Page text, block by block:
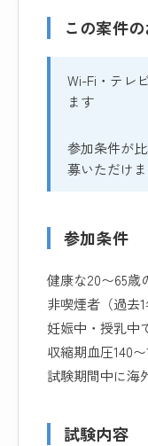
この案件
Wi-Fi・テレ
ます
参加条件が
募いただけ
参加条件
健康な20〜65歳
非喫煙者（過去
妊娠中・授乳中
収縮期血圧140
試験期間中に海
試験内容